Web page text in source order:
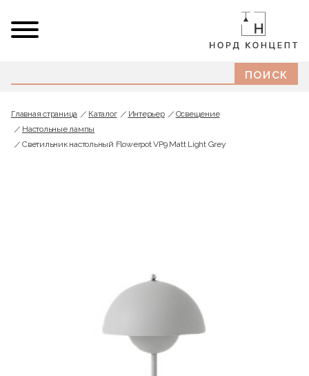
Главная страница Каталог Интерьер
Освещение
Настольные лампы
Светильник настольный Flowerpot VP9 Matt Light Grey